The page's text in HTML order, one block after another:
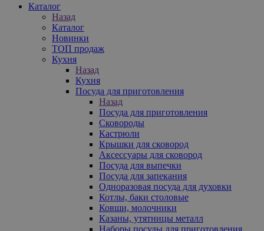
Каталог
Назад
Каталог
Новинки
ТОП продаж
Кухня
Назад
Кухня
Посуда для приготовления
Назад
Посуда для приготовления
Сковороды
Кастрюли
Крышки для сковород
Аксессуары для сковород
Посуда для выпечки
Посуда для запекания
Одноразовая посуда для духовки
Котлы, баки столовые
Ковши, молочники
Казаны, утятницы металл
Наборы посуды для приготовления